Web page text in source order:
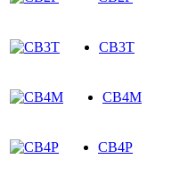
CB3T
CB4M
CB4P